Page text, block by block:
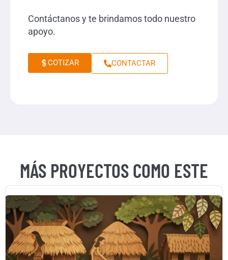
Contáctanos y te brindamos todo nuestro
apoyo.
COTIZAR CONTACTAR
MÁS PROYECTOS COMO ESTE